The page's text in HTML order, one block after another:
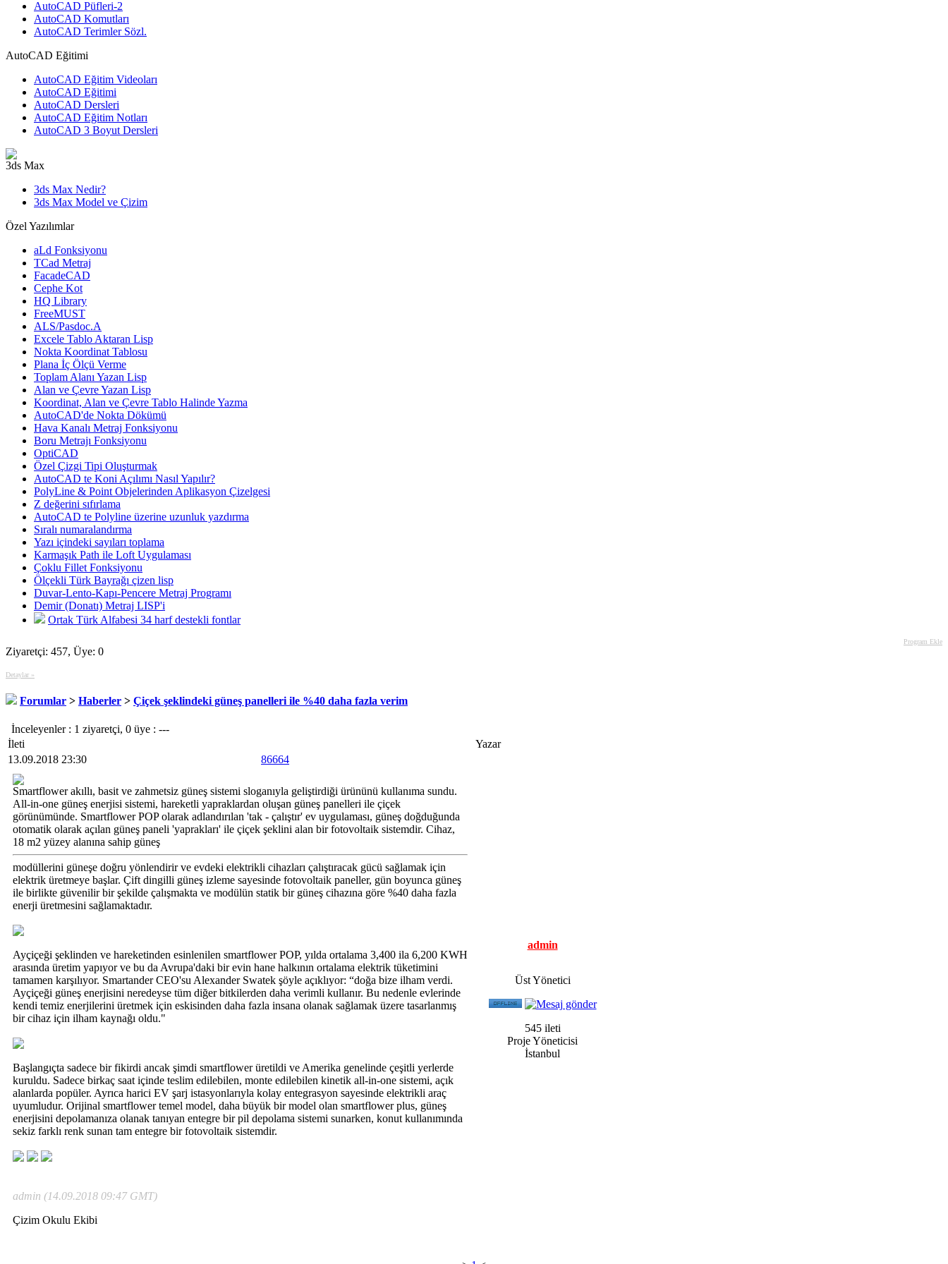
AutoCAD Püfleri-2
AutoCAD Komutları
AutoCAD Terimler Sözl.
AutoCAD Eğitimi
AutoCAD Eğitim Videoları
AutoCAD Eğitimi
AutoCAD Dersleri
AutoCAD Eğitim Notları
AutoCAD 3 Boyut Dersleri
3ds Max
3ds Max Nedir?
3ds Max Model ve Çizim
Özel Yazılımlar
aLd Fonksiyonu
TCad Metraj
FacadeCAD
Cephe Kot
HQ Library
FreeMUST
ALS/Pasdoc.A
Excele Tablo Aktaran Lisp
Nokta Koordinat Tablosu
Plana İç Ölçü Verme
Toplam Alanı Yazan Lisp
Alan ve Çevre Yazan Lisp
Koordinat, Alan ve Çevre Tablo Halinde Yazma
AutoCAD'de Nokta Dökümü
Hava Kanalı Metraj Fonksiyonu
Boru Metrajı Fonksiyonu
OptiCAD
Özel Çizgi Tipi Oluşturmak
AutoCAD te Koni Açılımı Nasıl Yapılır?
PolyLine & Point Objelerinden Aplikasyon Çizelgesi
Z değerini sıfırlama
AutoCAD te Polyline üzerine uzunluk yazdırma
Sıralı numaralandırma
Yazı içindeki sayıları toplama
Karmaşık Path ile Loft Uygulaması
Çoklu Fillet Fonksiyonu
Ölçekli Türk Bayrağı çizen lisp
Duvar-Lento-Kapı-Pencere Metraj Programı
Demir (Donatı) Metraj LISP'i
Ortak Türk Alfabesi 34 harf destekli fontlar
Program Ekle
Ziyaretçi: 457, Üye: 0
Detaylar »
Forumlar > Haberler > Çiçek şeklindeki güneş panelleri ile %40 daha fazla verim
İnceleyenler : 1 ziyaretçi, 0 üye : ---
İleti
Yazar
13.09.2018 23:30
86664
admin
Üst Yönetici
545 ileti
Proje Yöneticisi
İstanbul
Smartflower akıllı, basit ve zahmetsiz güneş sistemi sloganıyla geliştirdiği ürününü kullanıma sundu.
All-in-one güneş enerjisi sistemi, hareketli yapraklardan oluşan güneş panelleri ile çiçek
görünümünde. Smartflower POP olarak adlandırılan 'tak - çalıştır' ev uygulaması, güneş doğduğunda
otomatik olarak açılan güneş paneli 'yaprakları' ile çiçek şeklini alan bir fotovoltaik sistemdir. Cihaz,
18 m2 yüzey alanına sahip güneş
modüllerini güneşe doğru yönlendirir ve evdeki elektrikli cihazları çalıştıracak gücü sağlamak için
elektrik üretmeye başlar. Çift dingilli güneş izleme sayesinde fotovoltaik paneller, gün boyunca güneş
ile birlikte güvenilir bir şekilde çalışmakta ve modülün statik bir güneş cihazına göre %40 daha fazla
enerji üretmesini sağlamaktadır.
Ayçiçeği şeklinden ve hareketinden esinlenilen smartflower POP, yılda ortalama 3,400 ila 6,200 KWH
arasında üretim yapıyor ve bu da Avrupa'daki bir evin hane halkının ortalama elektrik tüketimini
tamamen karşılıyor. Smartander CEO'su Alexander Swatek şöyle açıklıyor: “doğa bize ilham verdi.
Ayçiçeği güneş enerjisini neredeyse tüm diğer bitkilerden daha verimli kullanır. Bu nedenle evlerinde
kendi temiz enerjilerini üretmek için eskisinden daha fazla insana olanak sağlamak üzere tasarlanmış
bir cihaz için ilham kaynağı oldu."
Başlangıçta sadece bir fikirdi ancak şimdi smartflower üretildi ve Amerika genelinde çeşitli yerlerde
kuruldu. Sadece birkaç saat içinde teslim edilebilen, monte edilebilen kinetik all-in-one sistemi, açık
alanlarda popüler. Ayrıca harici EV şarj istasyonlarıyla kolay entegrasyon sayesinde elektrikli araç
uyumludur. Orijinal smartflower temel model, daha büyük bir model olan smartflower plus, güneş
enerjisini depolamanıza olanak tanıyan entegre bir pil depolama sistemi sunarken, konut kullanımında
sekiz farklı renk sunan tam entegre bir fotovoltaik sistemdir.
admin (14.09.2018 09:47 GMT)
Çizim Okulu Ekibi